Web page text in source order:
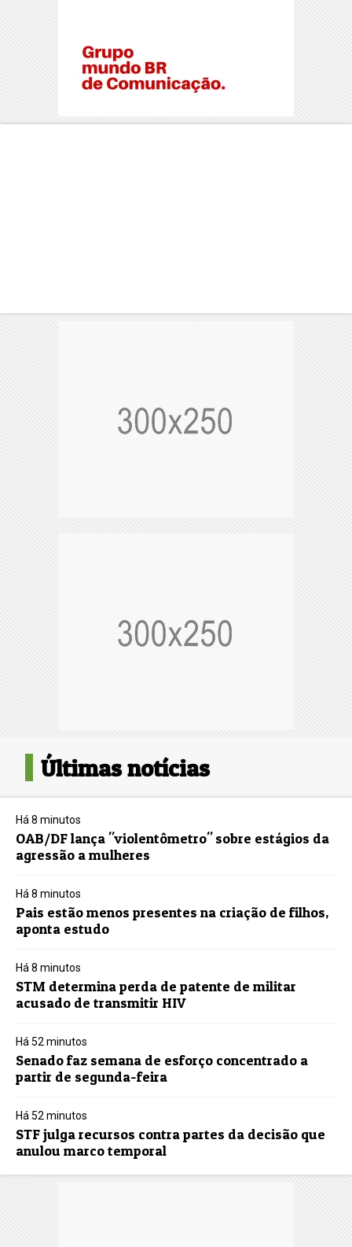
Últimas notícias
Há 8 minutos
OAB/DF lança "violentômetro" sobre estágios da
agressão a mulheres
Há 8 minutos
Pais estão menos presentes na criação de filhos,
aponta estudo
Há 8 minutos
STM determina perda de patente de militar
acusado de transmitir HIV
Há 52 minutos
Senado faz semana de esforço concentrado a
partir de segunda-feira
Há 52 minutos
STF julga recursos contra partes da decisão que
anulou marco temporal